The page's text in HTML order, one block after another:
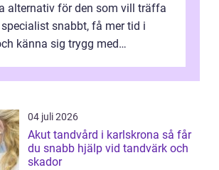
alternativ för den som vill träffa
snabbt, få mer tid i
känna sig trygg med
04 juli 2026
Akut tandvård i karlskrona så får
du snabb hjälp vid tandvärk och
skador